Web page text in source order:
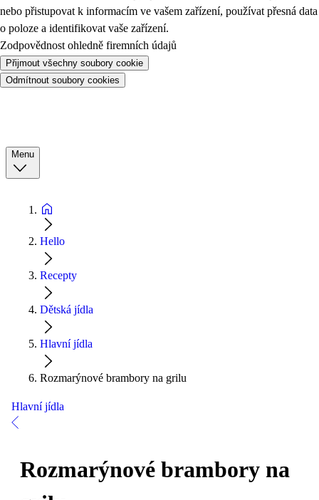
nebo přistupovat k informacím ve vašem zařízení, používat přesná data
o poloze a identifikovat vaše zařízení.
Zodpovědnost ohledně firemních údajů
Přijmout všechny soubory cookie
Odmítnout soubory cookies
Menu
Hello
Recepty
Dětská jídla
Hlavní jídla
Rozmarýnové brambory na grilu
Hlavní jídla
Rozmarýnové brambory na